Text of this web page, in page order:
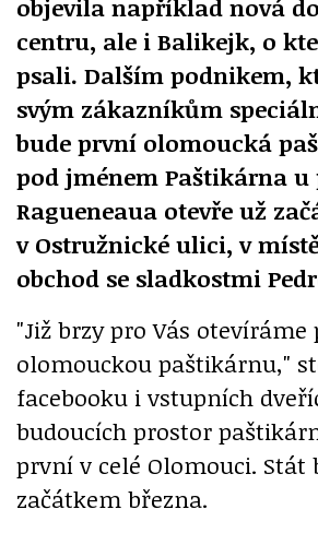
objevila například nová
centru, ale i Balikejk, o
psali. Dalším podnikem,
svým zákazníkům
bude první olomoucká
pod jménem Paštikárna u
Ragueneaua otevře už
v Ostružnické ulici, v
obchod se sladkostmi
"Již brzy pro Vás otevíráme
olomouckou paštikárnu,"
facebooku i vstupních
budoucích prostor
první v celé Olomouci. Stát
začátkem března.